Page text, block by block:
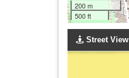
200 m
500 ft
Street View